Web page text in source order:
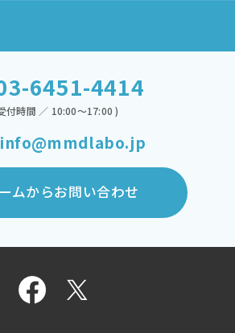
6451-4414
付時間 ／ 10:00～17:00 )
info@mmdlabo.jp
ムからお問い合わせ